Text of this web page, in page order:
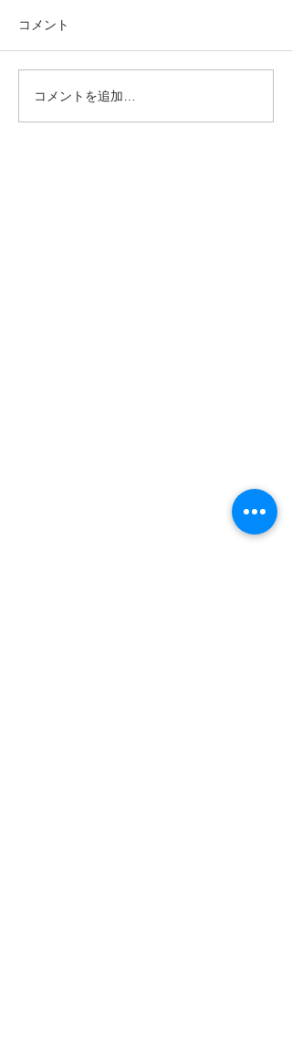
8/13（木）L’instant（ラン
スタン）｜高木日向子、
コメント
コメントを追加…